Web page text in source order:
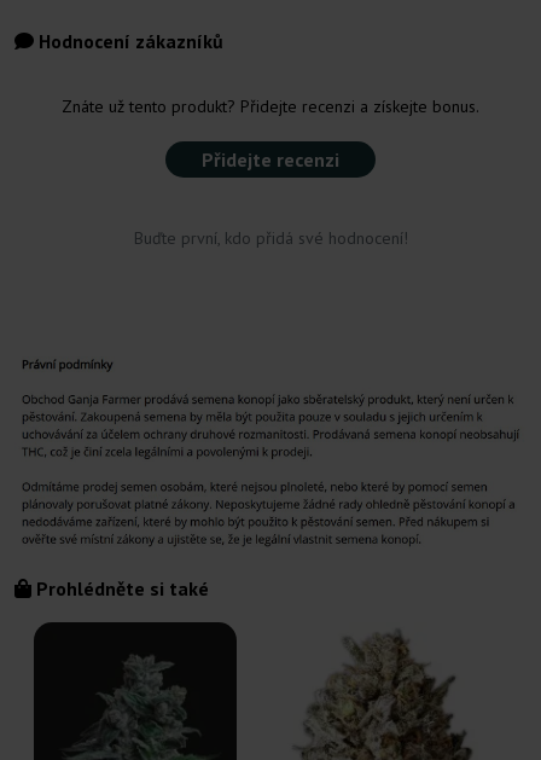
Hodnocení zákazníků
Znáte už tento produkt? Přidejte recenzi a získejte bonus.
Přidejte recenzi
Buďte první, kdo přidá své hodnocení!
Prohlédněte si také